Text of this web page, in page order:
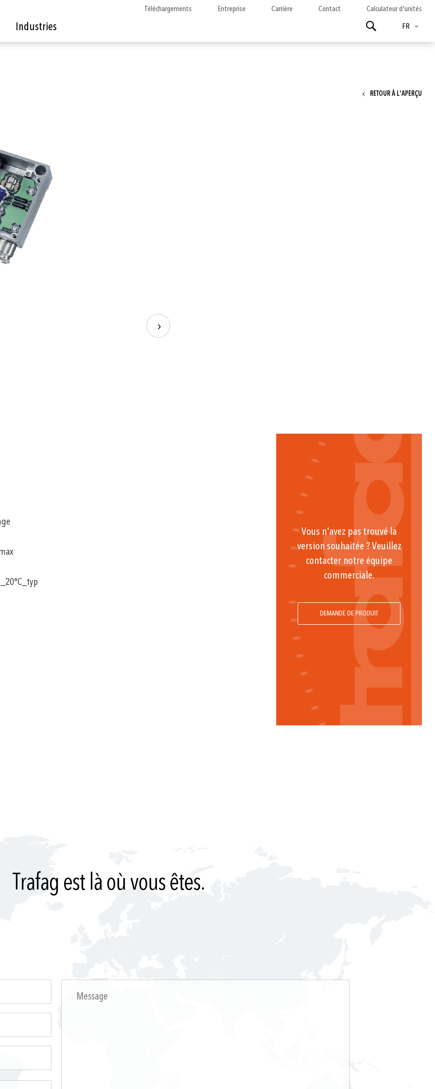
Industries
Téléchargements Entreprise Carrière Contact Calculateur d'unités
Langue
FR
RETOUR À L'APERÇU
Vous n'avez pas trouvé la
version souhaitée ? Veuillez
contacter notre équipe
commerciale.
DEMANDE DE PRODUIT
Trafag est là où vous êtes.